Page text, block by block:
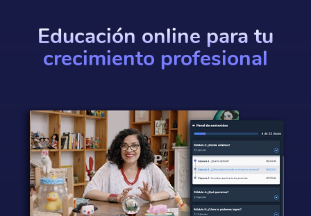
Educación online para tu
crecimiento profesional